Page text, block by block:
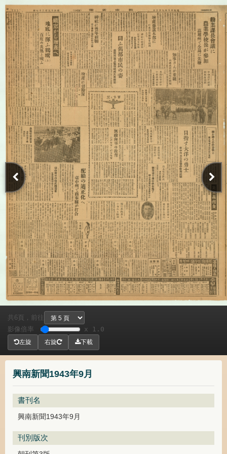
興南新聞1943年9月
書刊名
興南新聞1943年9月
刊別版次
共 6頁，
前往
影像倍率
x 1.0
左旋 右旋 下載